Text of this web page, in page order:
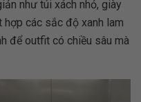
như túi xách nhỏ, giày
hợp các sắc độ xanh lam
để outfit có chiều sâu mà